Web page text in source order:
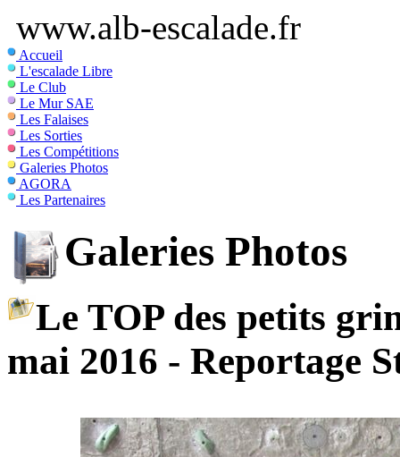
www.alb-escalade.fr
Accueil
L'escalade Libre
Le Club
Le Mur SAE
Les Falaises
Les Sorties
Les Compétitions
Galeries Photos
AGORA
Les Partenaires
Galeries Photos
Le TOP des petits
mai 2016 - Reportage